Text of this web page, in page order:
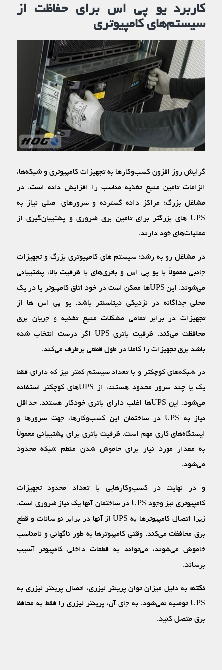
کاربرد یو پی اس برای حفاظت از
سیستم‌های کامپیوتری
گرایش روز افزون کسب‌وکارها به تجهیزات کامپیوتری و شبکه‌ها،
الزامات تامین منبع تغذیه مناسب را افزایش داده است. در
مشاغل بزرگ؛ مراکز داده گسترده و سرور‌های اصلی نیاز به
UPS ‌های بزرگتر برای تامین برق ضروری و پشتیبان‌گیری از
عملیات‌های خود دارند.
در مشاغل رو به رشد؛ سیستم ‌های کامپیوتری بزرگ و تجهیزات
جانبی معمولاً با یو پی اس و باتری‌‌های با ظرفیت بالا، پشتیبانی
می‌شوند. این UPSها ممکن است در خود اتاق کامپیوتر یا در یک
محلی جداگانه در نزدیکی دیتاسنتر باشد. یو پی اس ها از
تجهیزات در برابر تمامی مشکلات منبع تغذیه و جریان برق
محافظت می‌کند. ظرفیت باتری UPS اگر درست انتخاب شده
باشد برق تجهیزات را کاملا در طول قطعی برطرف می‌کند.
در شبکه‌‌های کوچکتر و با تعداد سیستم کمتر نیز که دارای فقط
یک یا چند سرور محدود هستند، از UPSهای کوچکتر استفاده
می‌شود. این UPSها اغلب دارای باتری خودکار هستند. حداقل
نیاز به UPS در ساختمان این کسب‌وکارها، جهت سرورها و
ایستگاه‌های کاری مهم است. ظرفیت باتری برای پشتیبانی معمولاً
به مقدار مورد نیاز برای خاموش شدن منظم شبکه محدود
می‌شود.
و در نهایت در کسب‌وکار‌هایی با تعداد محدود تجهیزات
کامپیوتری نیز وجود UPS در ساختمان آنها یک نیاز ضروری است.
زیرا اتصال کامپیوترها به UPS از آنها در برابر نواسانات و قطع
برق محافظت می‌کند. وقتی کامپیوترها به طور ناگهانی و نامناسب
خاموش می‌شوند، می‌تواند به قطعات داخلی کامپیوتر آسیب
برساند.
نکته: به دلیل میزان توان پرینتر لیزری، اتصال پرینتر لیزری به
UPS توصیه نمی‌شود. به جای آن، پرینتر لیزری را فقط به محافظ
برق متصل کنید.